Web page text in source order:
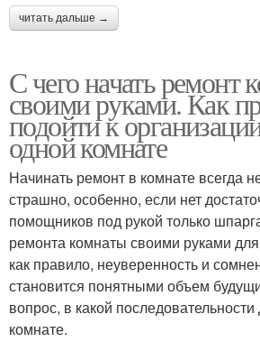
читать дальше →
С чего начать ремонт
своими руками. Как
подойти к
одной комнате
Начинать ремонт в комнате всегда
страшно, особенно, если нет
помощников под рукой только
ремонта комнаты своими руками
как правило, неуверенность и
становится понятными объем
вопрос, в какой
комнате.